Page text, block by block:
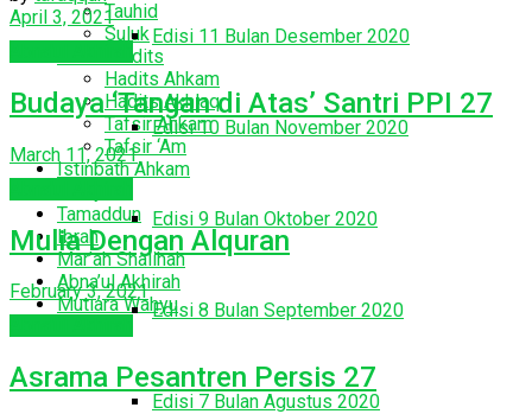
Tauhid
Suluk
Tafsir Hadits
Hadits Ahkam
Hadits Akhlaq
Tafsir Ahkam
Tafsir ‘Am
Istinbath Ahkam
Tamaddun
Ibrah
Mar’ah Shalihah
Abna’ul Akhirah
Mutiara Wahyu
Edisi 11 Bulan Desember 2020
Edisi 10 Bulan November 2020
Edisi 9 Bulan Oktober 2020
Edisi 8 Bulan September 2020
Edisi 7 Bulan Agustus 2020
April 3, 2021
Budaya ‘Tangan di Atas’ Santri PPI 27
March 11, 2021
Mulia Dengan Alquran
February 3, 2021
Asrama Pesantren Persis 27